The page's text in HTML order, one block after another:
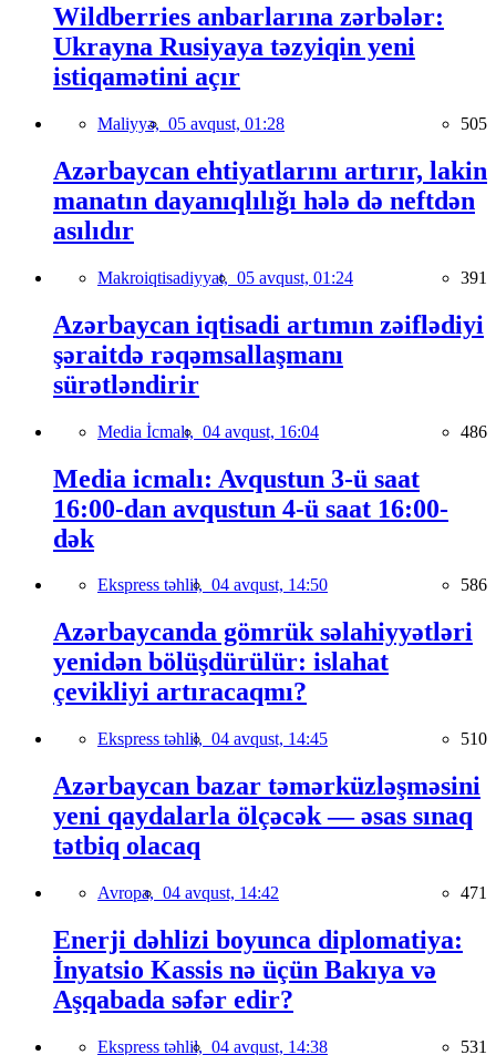
Wildberries anbarlarına zərbələr:
Ukrayna Rusiyaya təzyiqin yeni
istiqamətini açır
Maliyyə, 05 avqust, 01:28 505
Azərbaycan ehtiyatlarını artırır, lakin
manatın dayanıqlılığı hələ də neftdən
asılıdır
Makroiqtisadiyyat, 05 avqust, 01:24 391
Azərbaycan iqtisadi artımın zəiflədiyi
şəraitdə rəqəmsallaşmanı
sürətləndirir
Media İcmalı, 04 avqust, 16:04 486
Media icmalı: Avqustun 3-ü saat
16:00-dan avqustun 4-ü saat 16:00-
dək
Ekspress təhlil, 04 avqust, 14:50 586
Azərbaycanda gömrük səlahiyyətləri
yenidən bölüşdürülür: islahat
çevikliyi artıracaqmı?
Ekspress təhlil, 04 avqust, 14:45 510
Azərbaycan bazar təmərküzləşməsini
yeni qaydalarla ölçəcək — əsas sınaq
tətbiq olacaq
Avropa, 04 avqust, 14:42 471
Enerji dəhlizi boyunca diplomatiya:
İnyatsio Kassis nə üçün Bakıya və
Aşqabada səfər edir?
Ekspress təhlil, 04 avqust, 14:38 531